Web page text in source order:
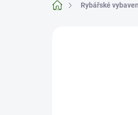
Domů Rybářské